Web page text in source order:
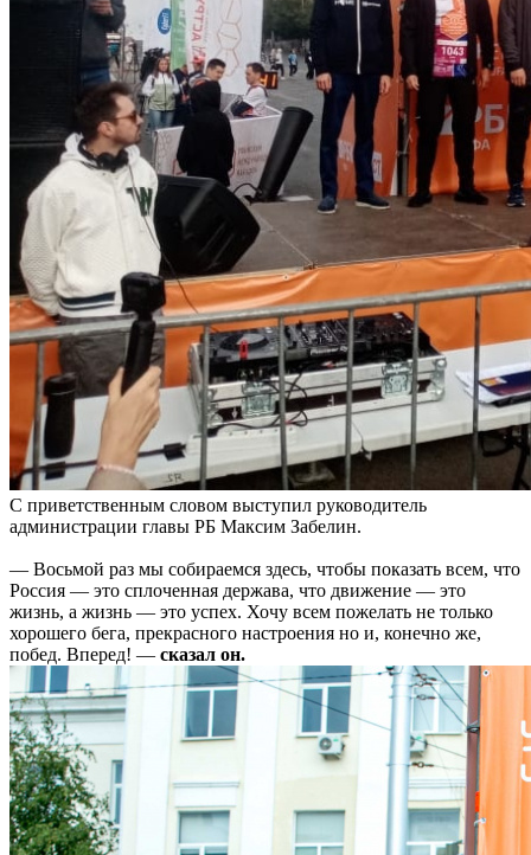
С приветственным словом выступил руководитель
администрации главы РБ Максим Забелин.
— Восьмой раз мы собираемся здесь, чтобы показать всем, что
Россия — это сплоченная держава, что движение — это
жизнь, а жизнь — это успех. Хочу всем пожелать не только
хорошего бега, прекрасного настроения но и, конечно же,
побед. Вперед! — сказал он.